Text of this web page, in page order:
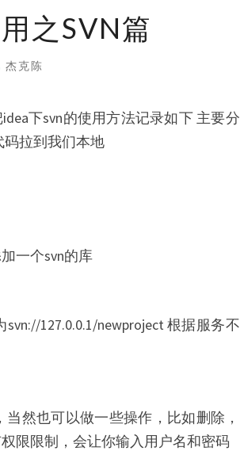
之SVN篇
杰克陈
下svn的使用方法记录如下 主要分
码拉到我们本地
一个svn的库
127.0.0.1/newproject 根据服务不
然也可以做一些操作，比如删除，
限限制，会让你输入用户名和密码